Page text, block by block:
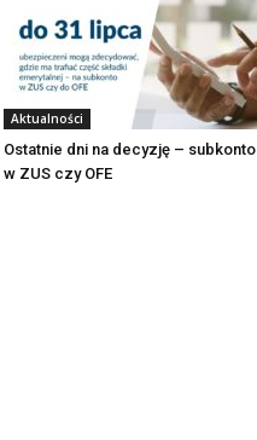
Aktualności
Ostatnie dni na decyzję – subkonto
w ZUS czy OFE